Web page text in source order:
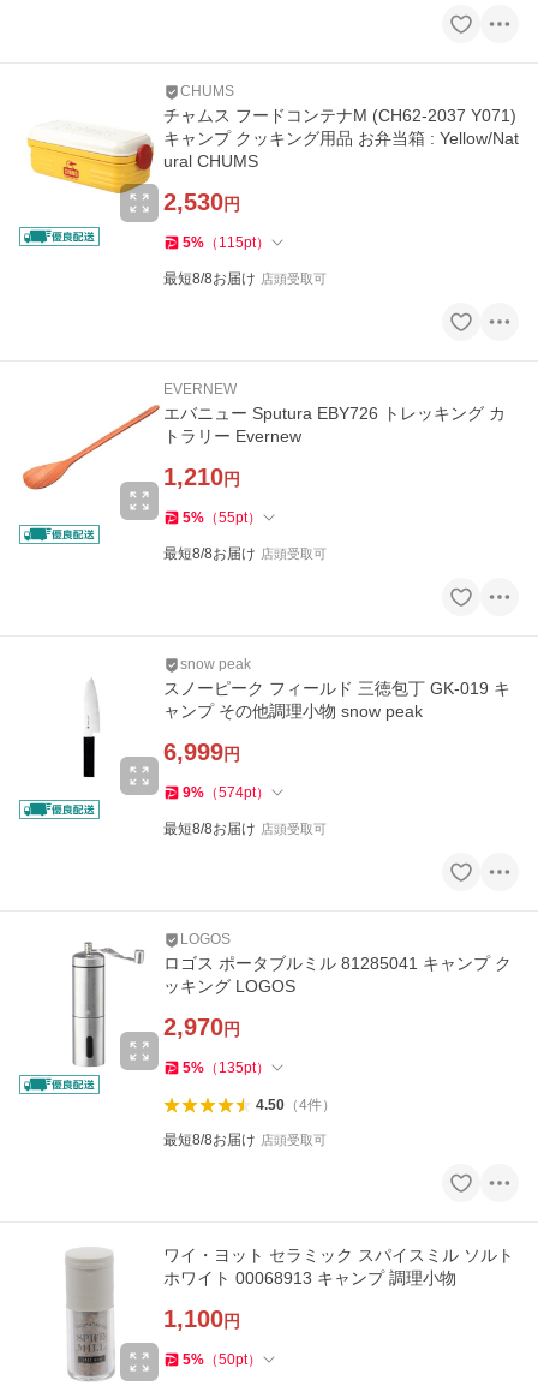
CHUMS
チャムス フードコンテナM (CH62-2037 Y071)
キャンプ クッキング用品 お弁当箱 : Yellow/Nat
ural CHUMS
2,530円
5% （ 115pt）
最短8/8お届け 店頭受取可
EVERNEW
エバニュー Sputura EBY726 トレッキング カ
トラリー Evernew
1,210円
5% （55pt）
最短8/8お届け 店頭受取可
snow peak
スノーピーク フィールド 三徳包丁 GK-019 キ
ャンプ その他調理小物 snow peak
6,999円
9% （574pt）
最短8/8お届け 店頭受取可
LOGOS
ロゴス ポータブルミル 81285041 キャンプ ク
ッキング LOGOS
2,970円
5% （ 135pt）
4.50（4件）
最短8/8お届け 店頭受取可
ワイ・ヨット セラミック スパイスミル ソルト
ホワイト 00068913 キャンプ 調理小物
1,100円
5% （50pt）